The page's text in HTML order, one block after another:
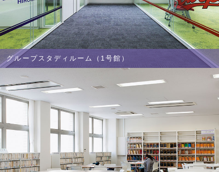
グループスタディルーム（1号館）